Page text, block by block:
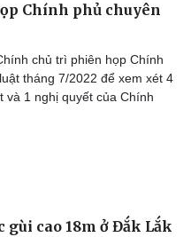
Chính phủ chuyên
chủ trì phiên họp Chính
tháng 7/2022 để xem xét 4
và 1 nghị quyết của Chính
cao 18m ở Đắk Lắk